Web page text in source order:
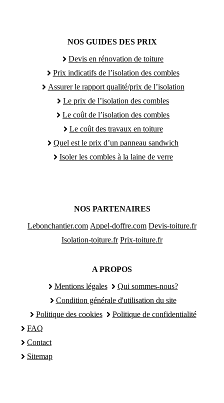
NOS GUIDES DES PRIX
Devis en rénovation de toiture
Prix indicatifs de l’isolation des combles
Assurer le rapport qualité/prix de l’isolation
Le prix de l’isolation des combles
Le coût de l’isolation des combles
Le coût des travaux en toiture
Quel est le prix d’un panneau sandwich
Isoler les combles à la laine de verre
NOS PARTENAIRES
Lebonchantier.com Appel-doffre.com Devis-toiture.fr
Isolation-toiture.fr Prix-toiture.fr
A PROPOS
Mentions légales
Qui sommes-nous?
Condition générale d'utilisation du site
Politique des cookies
Politique de confidentialité
FAQ
Contact
Sitemap